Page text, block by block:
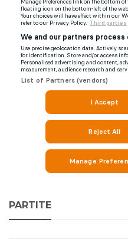
PARTITE